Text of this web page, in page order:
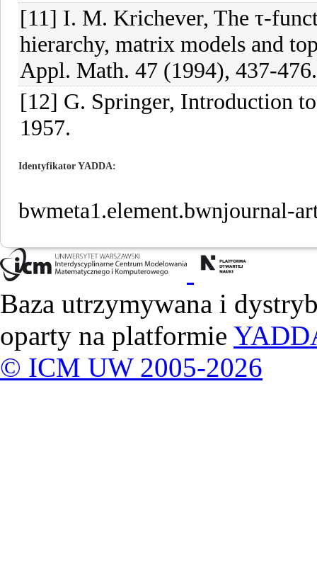
[11] I. M. Krichever, The τ-
hierarchy, matrix models and
Appl. Math. 47 (1994), 437-476.
[12] G. Springer, Introduction
1957.
Identyfikator YADDA
bwmeta1.element.bwnjournal-
Baza utrzymywana i
oparty na platformie
© ICM UW 2005-2026